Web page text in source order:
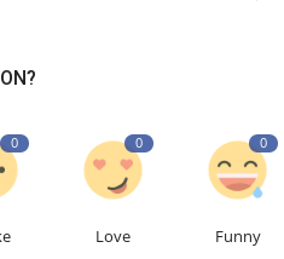
0 0
Love
0
Funny